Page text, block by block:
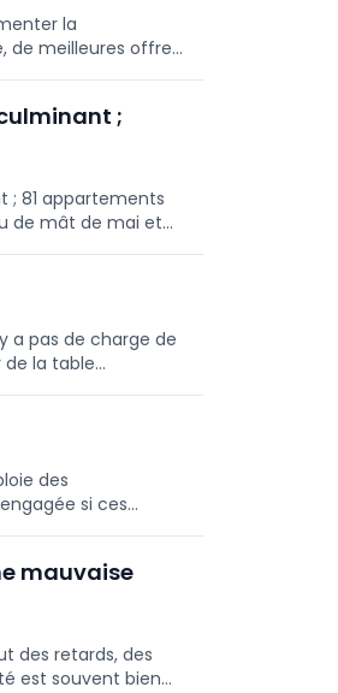
la
de meilleures offres
;
; 81 appartements
de mât de mai et
a pas de charge de
la table
des
si ces
mauvaise
des retards, des
est souvent bien